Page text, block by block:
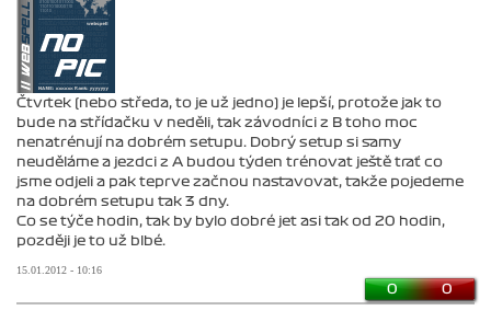
Čtvrtek (nebo středa, to je už jedno) je lepší, protože jak to
bude na střídačku v neděli, tak závodníci z B toho moc
nenatrénují na dobrém setupu. Dobrý setup si samy
neuděláme a jezdci z A budou týden trénovat ještě trať co
jsme odjeli a pak teprve začnou nastavovat, takže pojedeme
na dobrém setupu tak 3 dny.
Co se týče hodin, tak by bylo dobré jet asi tak od 20 hodin,
později je to už blbé.
15.01.2012 - 10:16
0 0